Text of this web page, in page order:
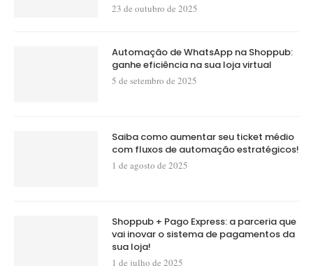
23 de outubro de 2025
Automação de WhatsApp na Shoppub:
ganhe eficiência na sua loja virtual
5 de setembro de 2025
Saiba como aumentar seu ticket médio
com fluxos de automação estratégicos!
1 de agosto de 2025
Shoppub + Pago Express: a parceria que
vai inovar o sistema de pagamentos da
sua loja!
1 de julho de 2025